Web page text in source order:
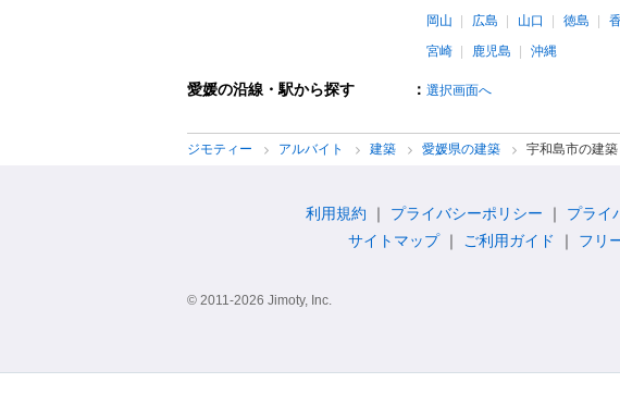
岡山
広島 山口 徳島
宮崎
鹿児島 沖縄
愛媛の沿線・駅から探す ： 選択画面へ
ジモティー アルバイト 建築 愛媛県の建築 宇和島市の建築
利用規約 プライバシーポリシー プライ
サイトマップ
ご利用ガイド フリ
© 2011-2026 Jimoty, Inc.